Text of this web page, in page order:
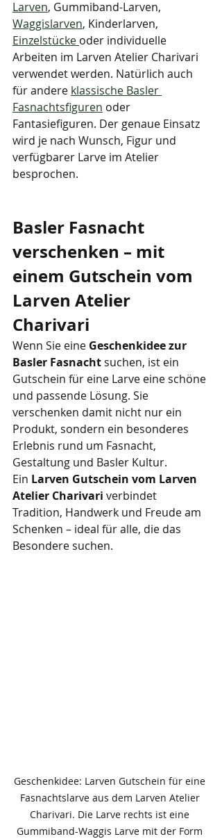
Larven, Gummiband-Larven,
Waggislarven, Kinderlarven,
Einzelstücke oder individuelle
Arbeiten im Larven Atelier Charivari
verwendet werden. Natürlich auch
für andere klassische Basler
Fasnachtsfiguren oder
Fantasiefiguren. Der genaue Einsatz
wird je nach Wunsch, Figur und
verfügbarer Larve im Atelier
besprochen.
Basler Fasnacht
verschenken – mit
einem Gutschein vom
Larven Atelier
Charivari
Wenn Sie eine Geschenkidee zur
Basler Fasnacht suchen, ist ein
Gutschein für eine Larve eine schöne
und passende Lösung. Sie
verschenken damit nicht nur ein
Produkt, sondern ein besonderes
Erlebnis rund um Fasnacht,
Gestaltung und Basler Kultur.
Ein Larven Gutschein vom Larven
Atelier Charivari verbindet
Tradition, Handwerk und Freude am
Schenken – ideal für alle, die das
Besondere suchen.
Geschenkidee: Larven Gutschein für eine
Fasnachtslarve aus dem Larven Atelier
Charivari. Die Larve rechts ist eine
Gummiband-Waggis Larve mit der Form